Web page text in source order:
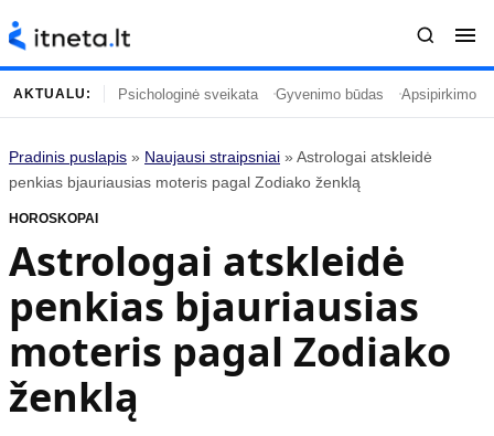
Turinys
Naujausi straipsniai
Gyvenimas
Mada
Mokslas
Namai ir interjeras
Temos
Kulinarija
Technologijos
Gyvenimo būdas
Vasaros mada
AKTUALU: Psichologinė sveikata Gyvenimo būdas Apsipirkimo
Pradinis puslapis » Naujausi straipsniai » Astrologai atskleidė
penkias bjauriausias moteris pagal Zodiako ženklą
HOROSKOPAI
Astrologai atskleidė
penkias bjauriausias
moteris pagal Zodiako
ženklą